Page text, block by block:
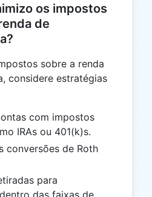
os impostos
de
sobre a renda
considere estratégias
com impostos
IRAs ou 401(k)s.
conversões de Roth
para
das faixas de